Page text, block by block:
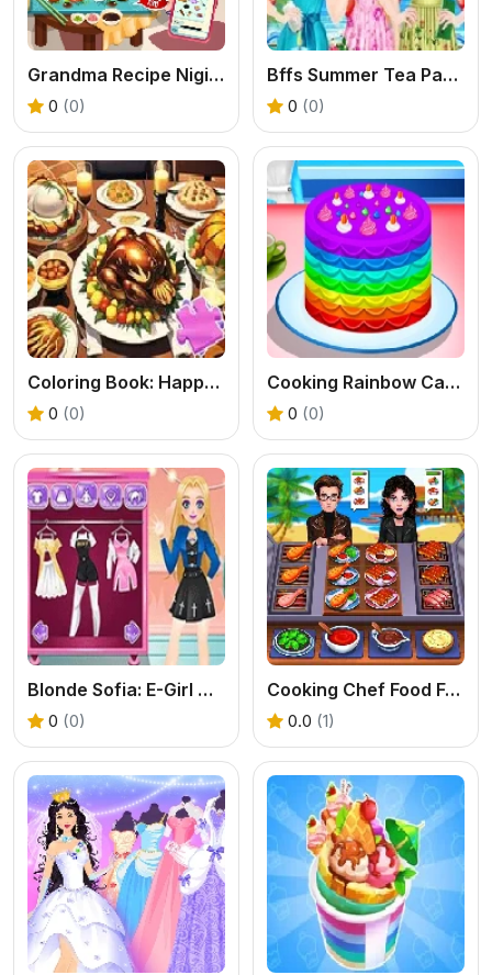
Grandma Recipe Nigiri Sushi
0 (0)
Bffs Summer Tea Party 2
0 (0)
Coloring Book: Happy Thanksgiving
0 (0)
Cooking Rainbow Cake
0 (0)
Blonde Sofia: E-Girl Makeover
0 (0)
Cooking Chef Food Fever
0.0 (1)